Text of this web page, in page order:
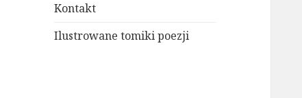
Kontakt
Ilustrowane tomiki poezji